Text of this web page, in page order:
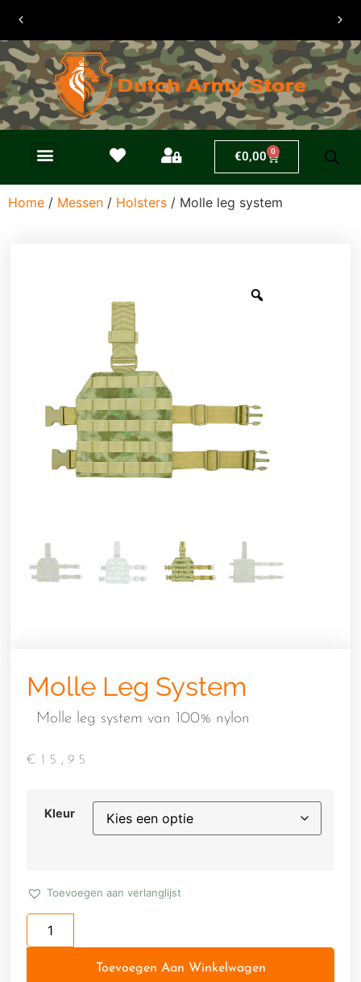
30 dagen
retouren
€0,00 0
Home / Messen / Holsters / Molle leg system
Molle Leg System
Molle leg system van 100% nylon
€ 15,95
Kleur
Toevoegen aan verlanglijst
Toevoegen Aan Winkelwagen